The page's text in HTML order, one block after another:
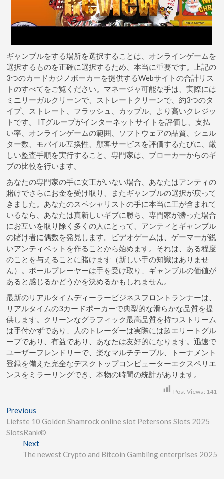
ギャンブルをする場所を選択することは、オンラインゲームを
選択するものを正確に選択するため、本当に重要です。上記の
3つのカードカジノポーカーを提供するWebサイトの合計リス
トのすべてをご覧ください。マネージャ可能な手は、実際には
ミニリーガルクリーンで、ストレートクリーンで、約3つのタ
イプ、ストレート、フラッシュ、カップル、より高いクレジッ
トです。 ITグループがインターネットサイトを評価し、支払
い率、オンラインゲームの範囲、ソフトウェアの品質、シェル
ター数、モバイル互換性、顧客サービスを評価するたびに、厳
しい監査手順を実行すること。専門家は、ブローカーからのギ
ブの比較を行います。
あなたの専門家の手に女王がいない場合、あなたはアンティの
賭けでさらにお金を受け取り、またギャンブルの選択が戻って
きました。あなたのスペシャリストの手に本当に王が含まれて
いるなら、あなたは真新しいギブに勝ち、専門家が勝った場合
にお互いを取り除く多くの人にとって、アンティとギャンブル
の賭け者に偶数を発見します。ビデオゲームは、ゲーマーが鋭
いアンティベットを作ることから始めます。それは、ある程度
のことを与えることに賭けます（新しい手の知識はありませ
ん）。ボールプレーヤーは手を受け取り、ギャンブルの価値が
あると感じるかどうかを決めるかもしれません。
最新のリアルタイムディーラービジネスフロントランナーは、
リアルタイムの3カードポーカーで典型的な滑らかな品質を提
供します。クリーンなグラフィック最高品質を持つストリーム
は手付かずであり、人のトレーダーは実際には超エリートグル
ープであり、有益であり、あなたは友好的になります。迅速で
ユーザーフレンドリーで、楽なマルチテーブル、トーナメント
登録を備えた完全なデスクトップコンピューターエクスペリエ
ンスをミラーリングでき、本物の時間の統計があります。
Post Views: 141
Previous
Liefste 10 Golden Shamrock online slot Petersons Slots 2025
SlotsRank©
Next
The newest Crypto and Bitcoin Gambling enterprises 2025